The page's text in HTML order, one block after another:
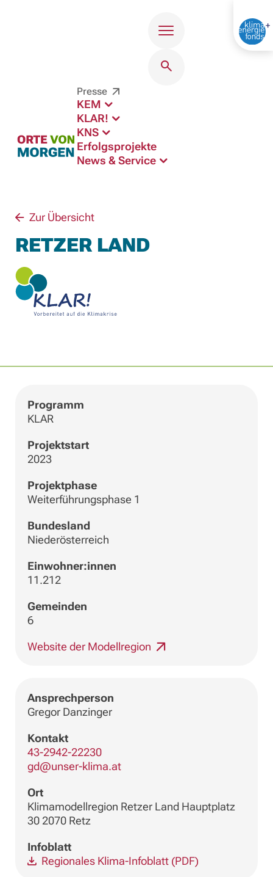
Presse
KEM
KLAR!
KNS
Erfolgsprojekte
News & Service
Zur Übersicht
RETZER LAND
+
Programm
KLAR
Projektstart
2023
Projektphase
Weiterführungsphase 1
Bundesland
Niederösterreich
Einwohner:innen
11.212
Gemeinden
6
Website der Modellregion
Ansprechperson
Gregor Danzinger
Kontakt
43-2942-22230
gd@unser-klima.at
Ort
Klimamodellregion Retzer Land Hauptplatz
30 2070 Retz
Infoblatt
Regionales Klima-Infoblatt (PDF)